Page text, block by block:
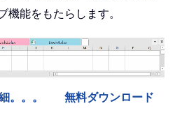
機能をもたらします。
。。。 無料ダウンロード